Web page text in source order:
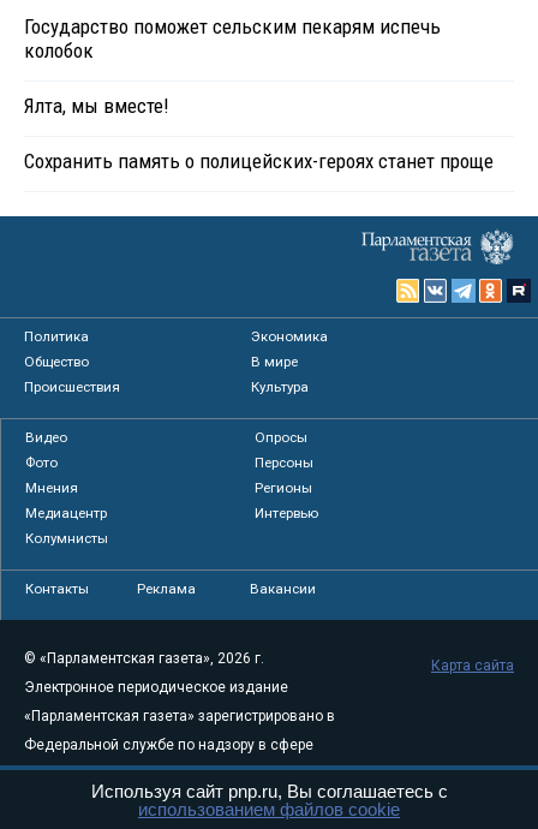
Государство поможет сельским пекарям испечь
колобок
Ялта, мы вместе!
Сохранить память о полицейских-героях станет проще
Политика
Экономика
Общество
В мире
Происшествия
Культура
Видео
Опросы
Фото
Персоны
Мнения
Регионы
Медиацентр
Интервью
Колумнисты
Контакты Реклама Вакансии
© «Парламентская газета», 2026 г.
Электронное периодическое издание
«Парламентская газета» зарегистрировано в
Федеральной службе по надзору в сфере
связи, информационных технологий и
массовых коммуникаций (Роскомнадзор) 05
Карта сайта
Используя сайт pnp.ru, Вы соглашаетесь с
использованием файлов cookie